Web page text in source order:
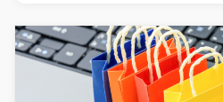
myslením a […]